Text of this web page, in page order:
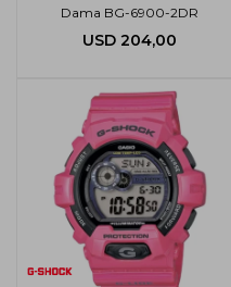
Dama BG-6900-2DR
USD 204,00